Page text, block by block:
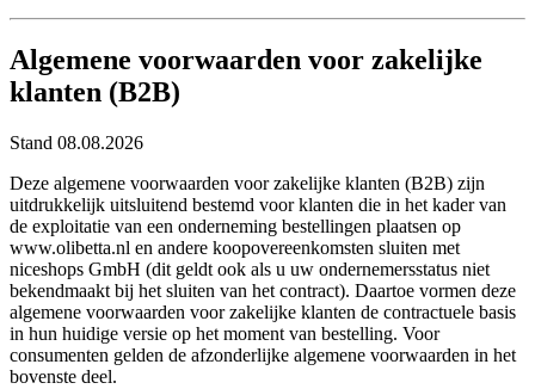
Algemene voorwaarden voor zakelijke
klanten (B2B)
Stand 08.08.2026
Deze algemene voorwaarden voor zakelijke klanten (B2B) zijn
uitdrukkelijk uitsluitend bestemd voor klanten die in het kader van
de exploitatie van een onderneming bestellingen plaatsen op
www.olibetta.nl en andere koopovereenkomsten sluiten met
niceshops GmbH (dit geldt ook als u uw ondernemersstatus niet
bekendmaakt bij het sluiten van het contract). Daartoe vormen deze
algemene voorwaarden voor zakelijke klanten de contractuele basis
in hun huidige versie op het moment van bestelling. Voor
consumenten gelden de afzonderlijke algemene voorwaarden in het
bovenste deel.